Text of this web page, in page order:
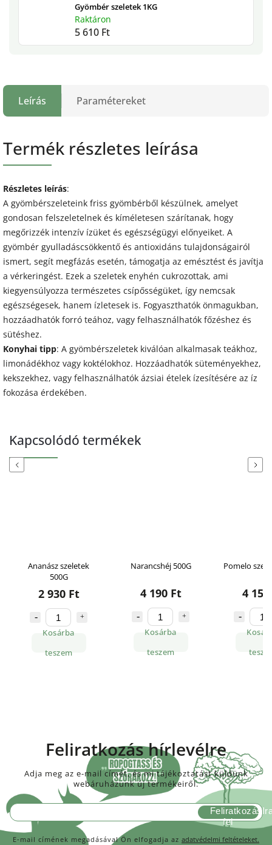
Gyömbér szeletek 1KG
Raktáron
5 610 Ft
Leírás Paramétereket
Termék részletes leírása
Részletes leírás:
A gyömbérszeleteink friss gyömbérből készülnek, amelyet
gondosan felszeletelnek és kíméletesen szárítanak, hogy
megőrizzék intenzív ízüket és egészségügyi előnyeiket. A
gyömbér gyulladáscsökkentő és antioxidáns tulajdonságairól
ismert, segít megfázás esetén, támogatja az emésztést és javítja
a vérkeringést. Ezek a szeletek enyhén cukrozottak, ami
kiegyensúlyozza természetes csípősségüket, így nemcsak
egészségesek, hanem ízletesek is. Fogyaszthatók önmagukban,
hozzáadhatók forró teához, vagy felhasználhatók főzéshez és
sütéshez.
Konyhai tipp: A gyömbérszeletek kiválóan alkalmasak teákhoz,
limonádékhoz vagy koktélokhoz. Hozzáadhatók süteményekhez,
kekszekhez, vagy felhasználhatók ázsiai ételek ízesítésére az íz
fokozása érdekében.
Kapcsolódó termékek
Previous
Ananász szeletek
500G
2 930 Ft
Kosárba
teszem
Narancshéj 500G
4 190 Ft
Kosárba
teszem
Pomelo
4
Next
Feliratkozás hírlevélre
Adja meg az e-mail címét, és mi tájékoztatást küldünk
webáruházunk új termékeiről.
E-mail címének megadásával Ön elfogadja az adatvédelmi feltételeket.
Feliratkozás